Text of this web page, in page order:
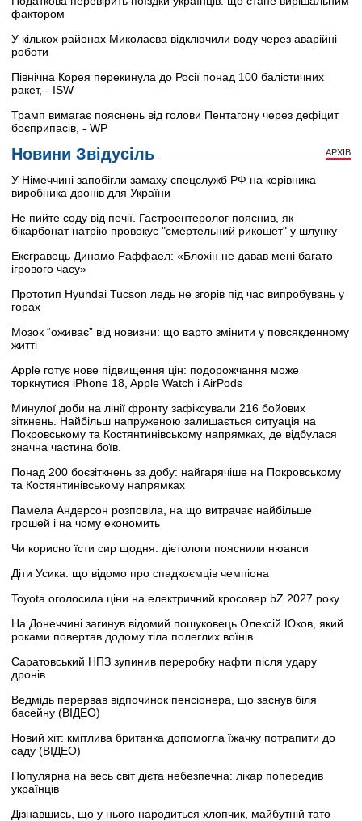
фактором
У кількох районах Миколаєва відключили воду через аварійні
роботи
Північна Корея перекинула до Росії понад 100 балістичних
ракет, - ISW
Трамп вимагає пояснень від голови Пентагону через дефіцит
боєприпасів, - WP
Новини Звідусіль АРХІВ
У Німеччині запобігли замаху спецслужб РФ на керівника
виробника дронів для України
Не пийте соду від печії. Гастроентеролог пояснив, як
бікарбонат натрію провокує "смертельний рикошет" у шлунку
Ексгравець Динамо Раффаел: «Блохін не давав мені багато
ігрового часу»
Прототип Hyundai Tucson ледь не згорів під час випробувань у
горах
Мозок “оживає” від новизни: що варто змінити у повсякденному
житті
Apple готує нове підвищення цін: подорожчання може
торкнутися iPhone 18, Apple Watch і AirPods
Минулої доби на лінії фронту зафіксували 216 бойових
зіткнень. Найбільш напруженою залишається ситуація на
Покровському та Костянтинівському напрямках, де відбулася
значна частина боїв.
Понад 200 боєзіткнень за добу: найгарячіше на Покровському
та Костянтинівському напрямках
Памела Андерсон розповіла, на що витрачає найбільше
грошей і на чому економить
Чи корисно їсти сир щодня: дієтологи пояснили нюанси
Діти Усика: що відомо про спадкоємців чемпіона
Toyota оголосила ціни на електричний кросовер bZ 2027 року
На Донеччині загинув відомий пошуковець Олексій Юков, який
роками повертав додому тіла полеглих воїнів
Саратовський НПЗ зупинив переробку нафти після удару
дронів
Ведмідь перервав відпочинок пенсіонера, що заснув біля
басейну (ВІДЕО)
Новий хіт: кмітлива британка допомогла їжачку потрапити до
саду (ВІДЕО)
Популярна на весь світ дієта небезпечна: лікар попередив
українців
Дізнавшись, що у нього народиться хлопчик, майбутній тато